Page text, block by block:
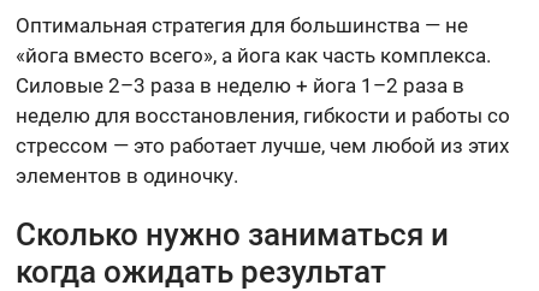
Оптимальная стратегия для большинства — не
«йога вместо всего», а йога как часть комплекса.
Силовые 2–3 раза в неделю + йога 1–2 раза в
неделю для восстановления, гибкости и работы со
стрессом — это работает лучше, чем любой из этих
элементов в одиночку.
Сколько нужно заниматься и
когда ожидать результат